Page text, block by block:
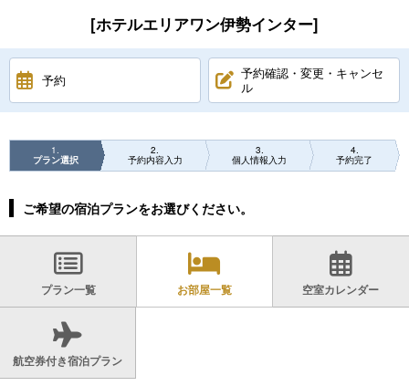
[ホテルエリアワン伊勢インター]
予約
予約確認・変更・キャンセ
ル
1
プラン選択
2
予約内容入力
3
個人情報入力
4
予約完了
ご希望の宿泊プランをお選びください。
プラン一覧 お部屋一覧 空室カレンダー
航空券付き宿泊プラン